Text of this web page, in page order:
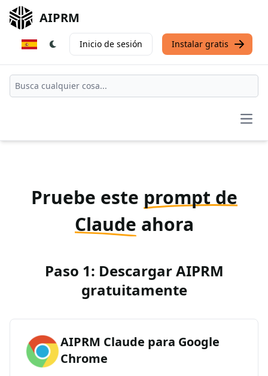
AIPRM
Inicio de sesión Instalar gratis
Pruebe este prompt de
Claude ahora
Paso 1: Descargar AIPRM
gratuitamente
AIPRM Claude para Google
Chrome